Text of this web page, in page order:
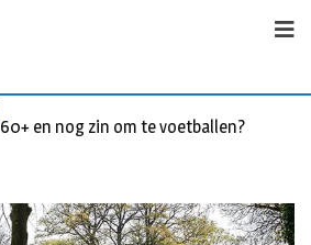
Buxusplanten in brand in Biezenmortel,